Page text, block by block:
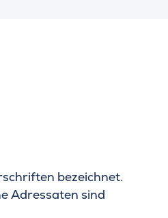
bezeichnet.
Adressaten sind